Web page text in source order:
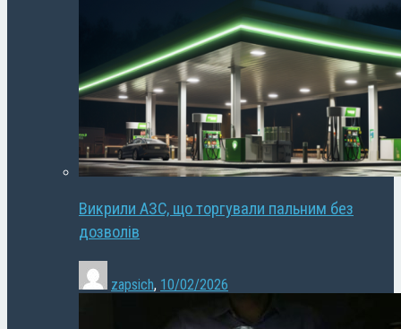
Викрили АЗС, що торгували пальним без
дозволів
zapsich, 10/02/2026